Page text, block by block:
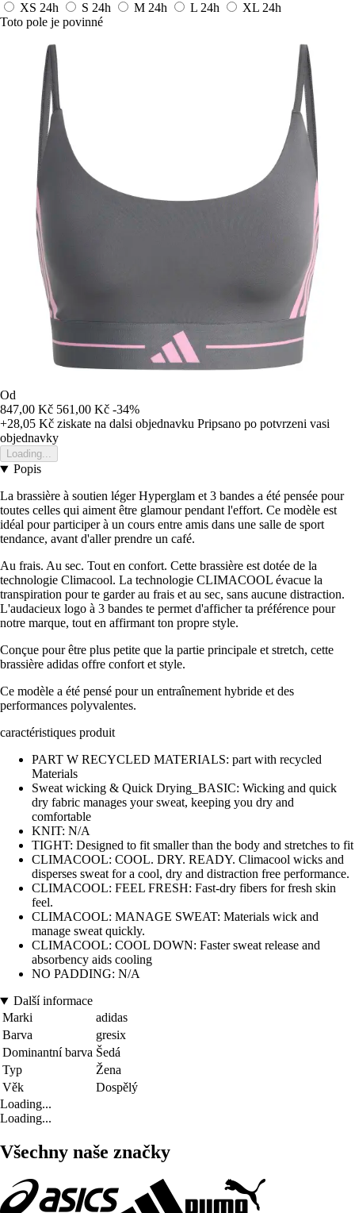
XS 24h S 24h M 24h L 24h XL 24h
Toto pole je povinné
Od
847,00 Kč 561,00 Kč -34%
+28,05 Kč ziskate na dalsi objednavku Pripsano po potvrzeni vasi
objednavky
Loading...
Popis
La brassière à soutien léger Hyperglam et 3 bandes a été pensée pour
toutes celles qui aiment être glamour pendant l'effort. Ce modèle est
idéal pour participer à un cours entre amis dans une salle de sport
tendance, avant d'aller prendre un café.
Au frais. Au sec. Tout en confort. Cette brassière est dotée de la
technologie Climacool. La technologie CLIMACOOL évacue la
transpiration pour te garder au frais et au sec, sans aucune distraction.
L'audacieux logo à 3 bandes te permet d'afficher ta préférence pour
notre marque, tout en affirmant ton propre style.
Conçue pour être plus petite que la partie principale et stretch, cette
brassière adidas offre confort et style.
Ce modèle a été pensé pour un entraînement hybride et des
performances polyvalentes.
caractéristiques produit
PART W RECYCLED MATERIALS: part with recycled
Materials
Sweat wicking & Quick Drying_BASIC: Wicking and quick
dry fabric manages your sweat, keeping you dry and
comfortable
KNIT: N/A
TIGHT: Designed to fit smaller than the body and stretches to fit
CLIMACOOL: COOL. DRY. READY. Climacool wicks and
disperses sweat for a cool, dry and distraction free performance.
CLIMACOOL: FEEL FRESH: Fast-dry fibers for fresh skin
feel.
CLIMACOOL: MANAGE SWEAT: Materials wick and
manage sweat quickly.
CLIMACOOL: COOL DOWN: Faster sweat release and
absorbency aids cooling
NO PADDING: N/A
Další informace
Marki
adidas
Barva
gresix
Dominantní barva Šedá
Typ
Žena
Věk
Dospělý
Loading...
Loading...
Všechny naše značky